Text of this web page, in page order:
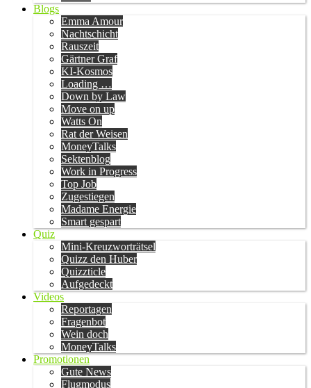
Blogs
Emma Amour
Nachtschicht
Rauszeit
Gärtner Graf
KI-Kosmos
Loading …
Down by Law
Move on up
Watts On
Rat der Weisen
MoneyTalks
Sektenblog
Work in Progress
Top Job
Zugestiegen
Madame Energie
Smart gespart
Quiz
Mini-Kreuzworträtsel
Quizz den Huber
Quizzticle
Aufgedeckt
Videos
Reportagen
Fragenbot
Wein doch
MoneyTalks
Promotionen
Gute News
Flugmodus